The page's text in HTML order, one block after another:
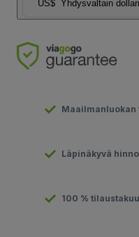
US$ Yhdysvaltain dollari
Läpinäkyvä
100 % tilaustakuu